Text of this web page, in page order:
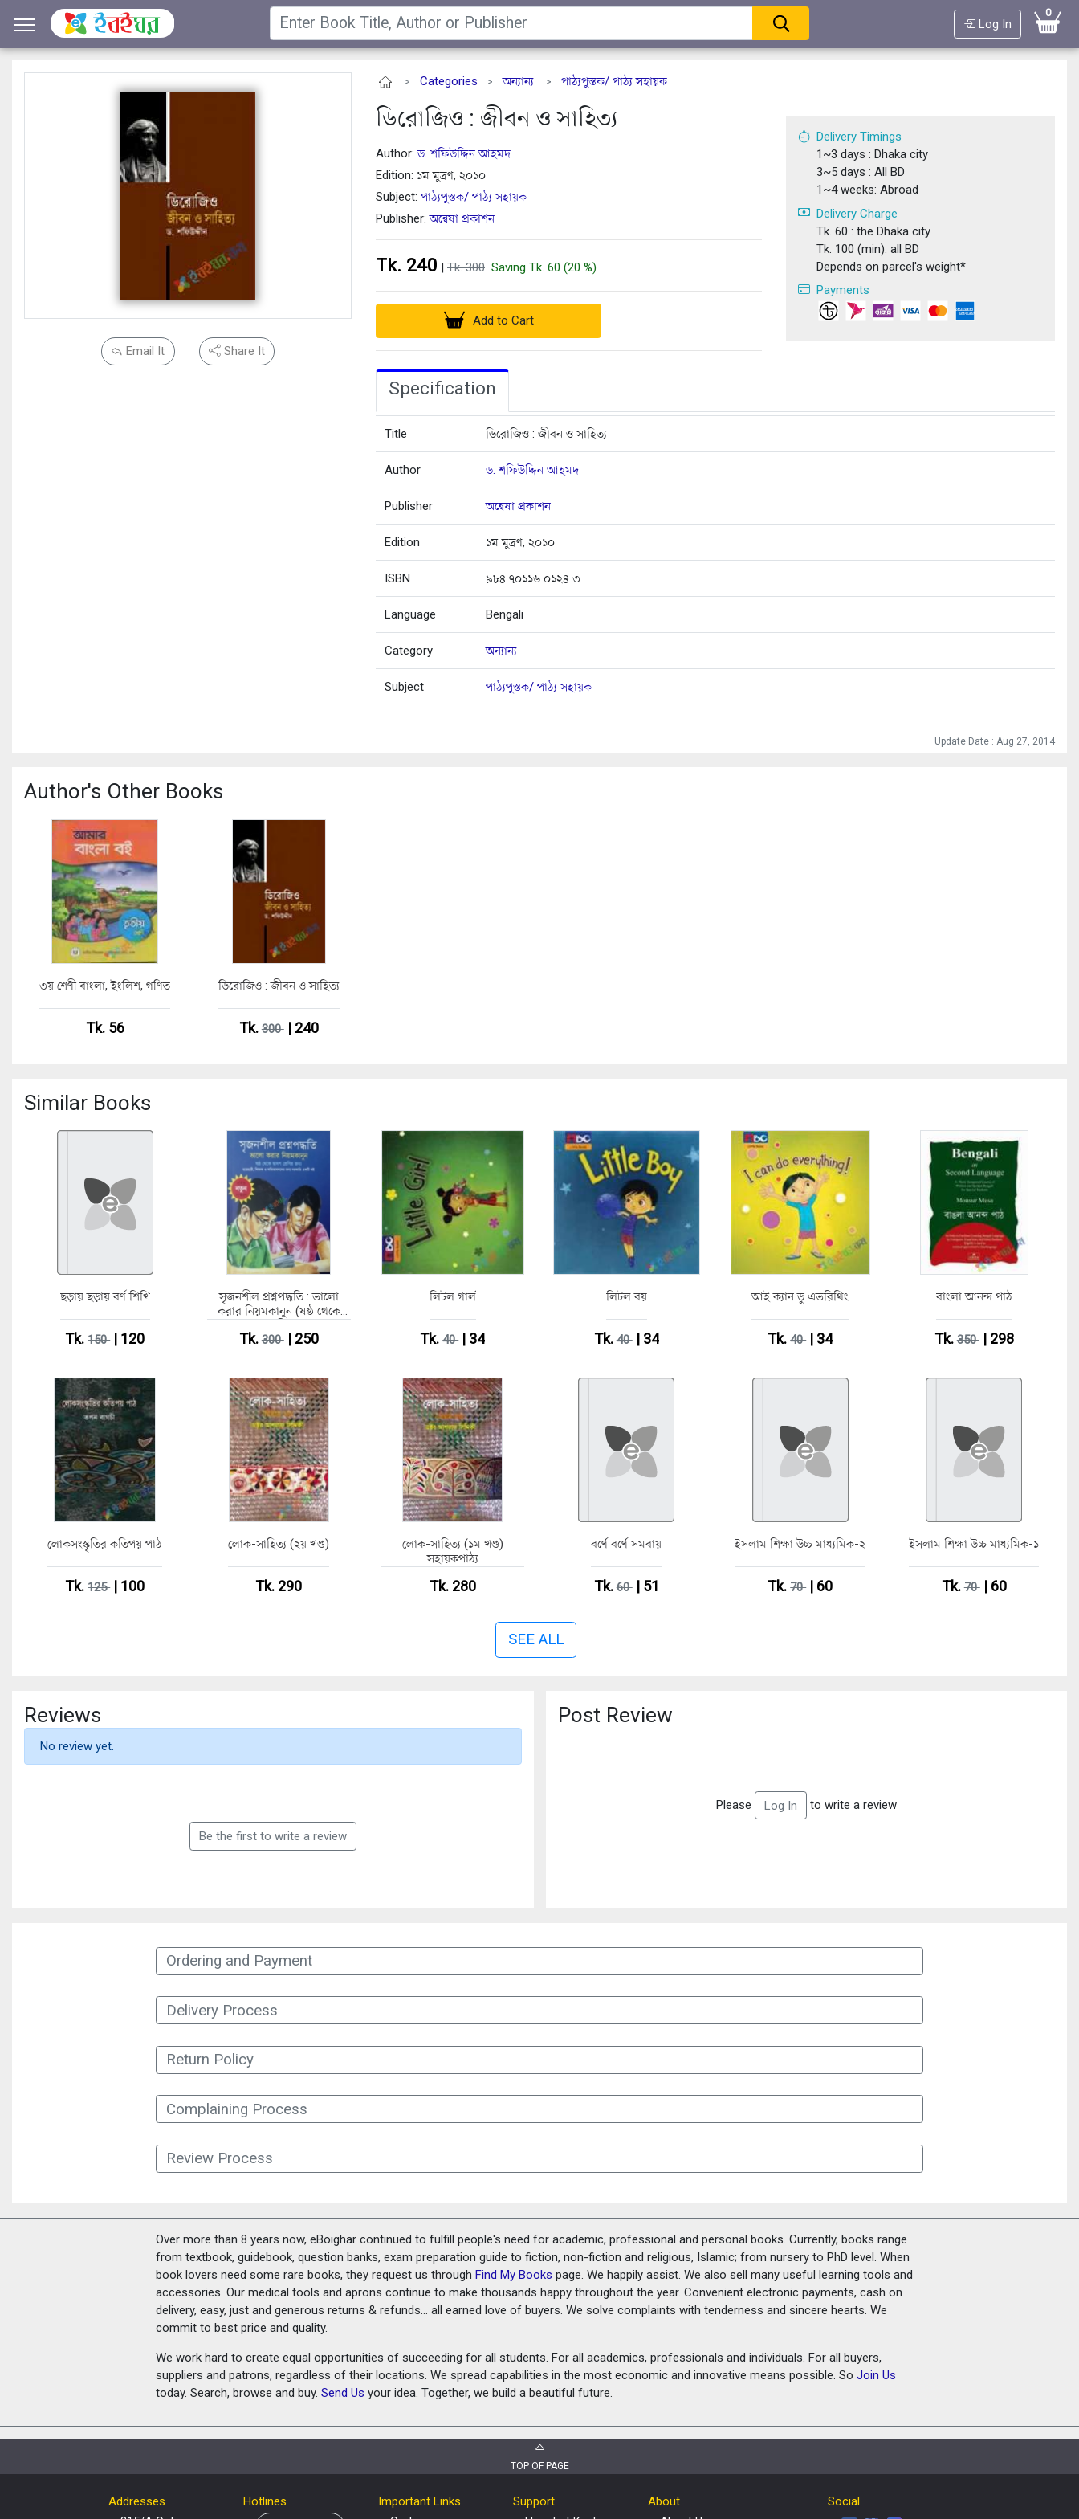
Log In
0
Email It Share It
> Categories >অন্যান্য > পাঠ্যপুস্তক/ পাঠ্য সহায়ক
ডিরোজিও : জীবন ও সাহিত্য
Author:ড. শফিউদ্দিন আহমদ
Edition: ১ম মুদ্রণ, ২০১০
Subject: পাঠ্যপুস্তক/ পাঠ্য সহায়ক
Publisher:অন্বেষা প্রকাশন
Tk. 240 | Tk. 300 Saving Tk. 60 (20 %)
Add to Cart
Delivery Timings
1~3 days : Dhaka city
3~5 days : All BD
1~4 weeks: Abroad
Delivery Charge
Tk. 60 : the Dhaka city
Tk. 100 (min): all BD
Depends on parcel's weight*
Payments
Specification
Title ডিরোজিও : জীবন ও সাহিত্য
Author ড. শফিউদ্দিন আহমদ
Publisher অন্বেষা প্রকাশন
Edition ১ম মুদ্রণ, ২০১০
ISBN ৯৮৪ ৭০১১৬ ০১২৪ ৩
Language Bengali
Category অন্যান্য
Subject পাঠ্যপুস্তক/ পাঠ্য সহায়ক
Update Date : Aug 27, 2014
Author's Other Books
৩য় শেণী বাংলা, ইংলিশ, গণিত
Tk. 56
ডিরোজিও : জীবন ও সাহিত্য
Tk.300| 240
Similar Books
ছড়ায় ছড়ায় বর্ণ শিখি
Tk.150| 120
সৃজনশীল প্রশ্নপদ্ধতি : ভালো
করার নিয়মকানুন (ষষ্ঠ থেকে
Tk.300| 250
লিটল গার্ল
Tk.40| 34
লিটল বয়
Tk.40| 34
আই ক্যান ডু এভরিথিং
Tk.40| 34
বাংলা আনন্দ পাঠ
Tk.350| 298
লোকসংস্কৃতির কতিপয় পাঠ
Tk.125| 100
লোক-সাহিত্য (২য় খণ্ড)
Tk. 290
লোক-সাহিত্য (১ম খণ্ড)
সহায়কপাঠ্য
Tk. 280
বর্ণে বর্ণে সমবায়
Tk.60| 51
ইসলাম শিক্ষা উচ্চ মাধ্যমিক-২
Tk.70| 60
ইসলাম শিক্ষা উচ্চ মাধ্যমিক-১
Tk.70| 60
SEE ALL
Reviews
No review yet.
Be the first to write a review
Post Review
Please Log In to write a review
Ordering and Payment
Delivery Process
Return Policy
Complaining Process
Review Process
Over more than 8 years now, eBoighar continued to fulfill people's need for academic, professional and personal books. Currently, books range
from textbook, guidebook, question banks, exam preparation guide to fiction, non-fiction and religious, Islamic; from nursery to PhD level. When
book lovers need some rare books, they request us throughFind My Books page. We happily assist. We also sell many useful learning tools and
accessories. Our medical tools and aprons continue to make thousands happy throughout the year. Convenient electronic payments, cash on
delivery, easy, just and generous returns & refunds... all earned love of buyers. We solve complaints with tenderness and sincere hearts. We
commit to best price and quality.
We work hard to create equal opportunities of succeeding for all students. For all academics, professionals and individuals. For all buyers,
suppliers and patrons, regardless of their locations. We spread capabilities in the most economic and innovative means possible. SoJoin Us
today. Search, browse and buy.Send Us your idea. Together, we build a beautiful future.
TOP OF PAGE
Addresses
Hotlines
Important Links
Support
About
Social